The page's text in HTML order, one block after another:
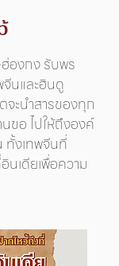
องกง รับพร
จีนและฮินดู
จะนำสารของทุก
อ ไปให้ถึงองค์
ทั้งเทพจีนที่
นเดียเพื่อความ